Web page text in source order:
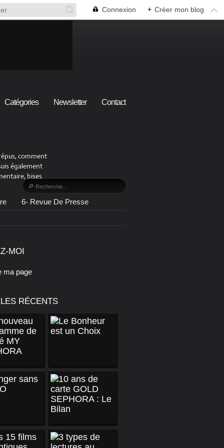
Connexion + Créer mon blog
Catégories Newsletter Contact
comment
également
bises.
6- Revue De Presse
MOI
ma page
RÉCENTS